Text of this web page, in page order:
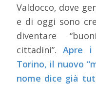
Valdocco, dove
e di oggi sono
diventare
cittadini”.Apre i
Torino, il nuovo
nome dice già